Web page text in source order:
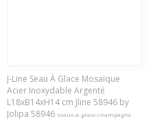
J-Line Seau À Glace Mosaïque
Acier Inoxydable Argenté
L18xB14xH14 cm Jline 58946 by
Jolipa 58946 seaux-à-glace-champagne